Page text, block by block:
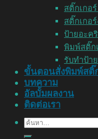
สติ๊กเกอ
สติ๊กเกอ
ป้ายอะค
พิมพ์สติ๊ก
รับทำป้า
ขั้นตอนสั่งพิมพ์สติ๊
บทความ
อัลบั้มผลงาน
ติดต่อเรา
ค้นหา: